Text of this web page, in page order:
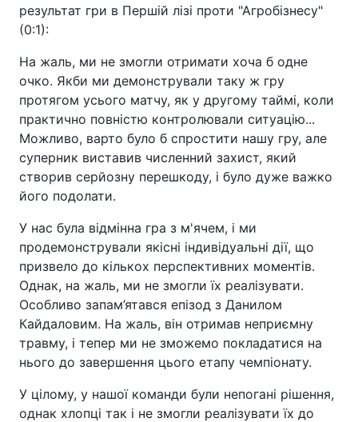
результат гри в Першій лізі проти "Агробізнесу"
(0:1):
На жаль, ми не змогли отримати хоча б одне
очко. Якби ми демонстрували таку ж гру
протягом усього матчу, як у другому таймі, коли
практично повністю контролювали ситуацію...
Можливо, варто було б спростити нашу гру, але
суперник виставив численний захист, який
створив серйозну перешкоду, і було дуже важко
його подолати.
У нас була відмінна гра з м'ячем, і ми
продемонстрували якісні індивідуальні дії, що
призвело до кількох перспективних моментів.
Однак, на жаль, ми не змогли їх реалізувати.
Особливо запам’ятався епізод з Данилом
Кайдаловим. На жаль, він отримав неприємну
травму, і тепер ми не зможемо покладатися на
нього до завершення цього етапу чемпіонату.
У цілому, у нашої команди були непогані рішення,
однак хлопці так і не змогли реалізувати їх до